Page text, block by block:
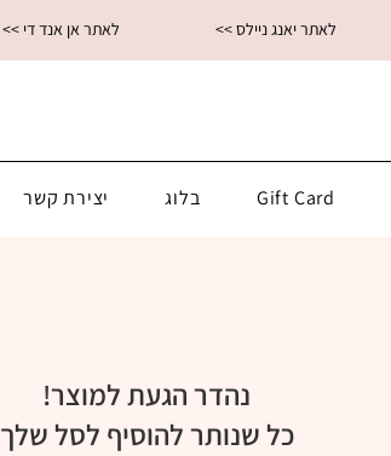
<< לאתר אן אנד די << לאתר יאנג ניילס
Gift Card בלוג יצירת קשר
נהדר הגעת למוצר!
כל שנותר להוסיף לסל שלך